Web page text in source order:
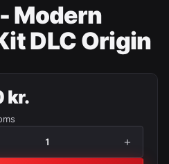
Modern
DLC Origin
kr.
1 +